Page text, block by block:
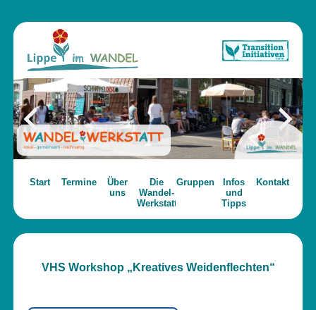
Start Termine
Über
uns
Die
Wandel-
Werkstatt
Gruppen
Infos
und
Tipps
Kontakt
VHS Workshop „Kreatives Weidenflechten“